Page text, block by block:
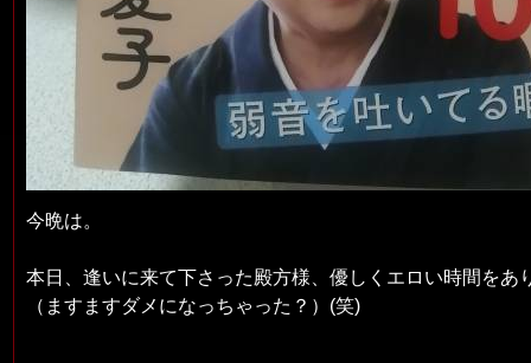
今晩は。
本日、逢いに来て下さった殿方様、優しくエロい時間をあ
（ますますダメになっちゃった？）(笑)